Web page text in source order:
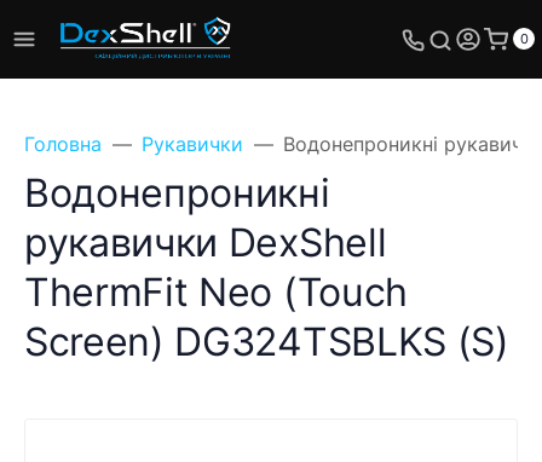
0
Головна Рукавички Водонепроникні
Водонепроникні
рукавички DexShell
ThermFit Neo (Touch
Screen) DG324TSBLKS (S)